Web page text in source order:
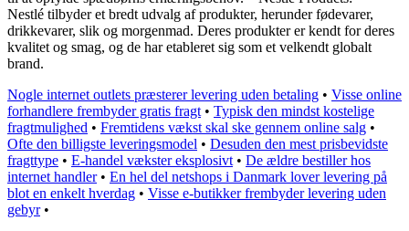
Nestlé tilbyder et bredt udvalg af produkter, herunder fødevarer,
drikkevarer, slik og morgenmad. Deres produkter er kendt for deres
kvalitet og smag, og de har etableret sig som et velkendt globalt
brand.
Nogle internet outlets præsterer levering uden betaling • Visse online
forhandlere frembyder gratis fragt • Typisk den mindst kostelige
fragtmulighed • Fremtidens vækst skal ske gennem online salg •
Ofte den billigste leveringsmodel • Desuden den mest prisbevidste
fragttype • E-handel vækster eksplosivt • De ældre bestiller hos
internet handler• En hel del netshops i Danmark lover levering på
blot en enkelt hverdag • Visse e-butikker frembyder levering uden
gebyr•